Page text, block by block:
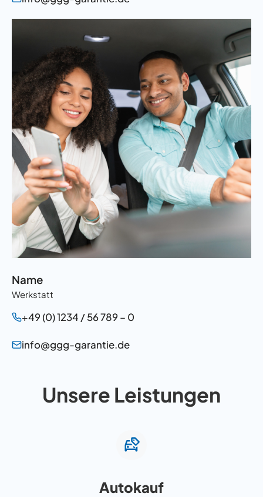
Name
Werkstatt
+49 (0) 1234 / 56 789 – 0
info@ggg-garantie.de
Unsere Leistungen
Autokauf